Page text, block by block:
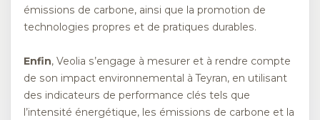
émissions de carbone, ainsi que la promotion de
technologies propres et de pratiques durables.
Enfin, Veolia s’engage à mesurer et à rendre compte
de son impact environnemental à Teyran, en utilisant
des indicateurs de performance clés tels que
l’intensité énergétique, les émissions de carbone et la